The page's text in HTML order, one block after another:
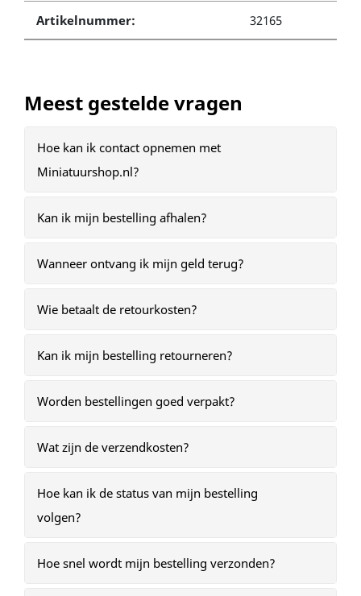
Artikelnummer: 32165
Meest gestelde vragen
Hoe kan ik contact opnemen met
Miniatuurshop.nl?
Kan ik mijn bestelling afhalen?
Wanneer ontvang ik mijn geld terug?
Wie betaalt de retourkosten?
Kan ik mijn bestelling retourneren?
Worden bestellingen goed verpakt?
Wat zijn de verzendkosten?
Hoe kan ik de status van mijn bestelling
volgen?
Hoe snel wordt mijn bestelling verzonden?